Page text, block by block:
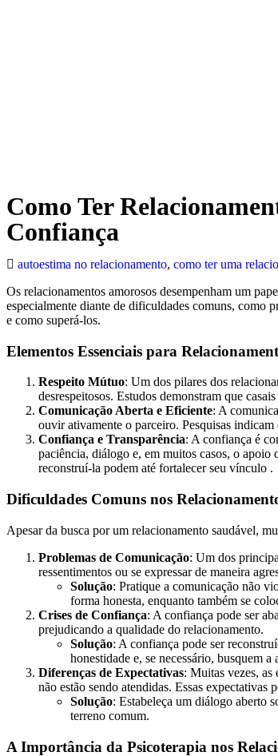
Como Ter
Confiança
autoestima no relacionamento, como ter uma
Os relacionamentos amorosos desempenham um
especialmente diante de dificuldades comuns, como
e como superá-los.
Elementos Essenciais para
Respeito Mútuo: Um dos pilares dos
desrespeitosos. Estudos demonstram que
Comunicação Aberta e Eficiente: A
ouvir ativamente o parceiro. Pesquisas
Confiança e Transparência: A confiança é
paciência, diálogo e, em muitos casos, o apoio
reconstruí-la podem até fortalecer seu vínculo .
Dificuldades Comuns nos
Apesar da busca por um relacionamento saudável,
Problemas de Comunicação: Um dos
ressentimentos ou se expressar de maneira
Solução: Pratique a comunicação não
forma honesta, enquanto também se
Crises de Confiança: A confiança pode ser
prejudicando a qualidade do relacionamento.
Solução: A confiança pode ser
honestidade e, se necessário, busquem a
Diferenças de Expectativas: Muitas vezes, as
não estão sendo atendidas. Essas
Solução: Estabeleça um diálogo aberto
terreno comum.
A Importância da Psicoterapia nos